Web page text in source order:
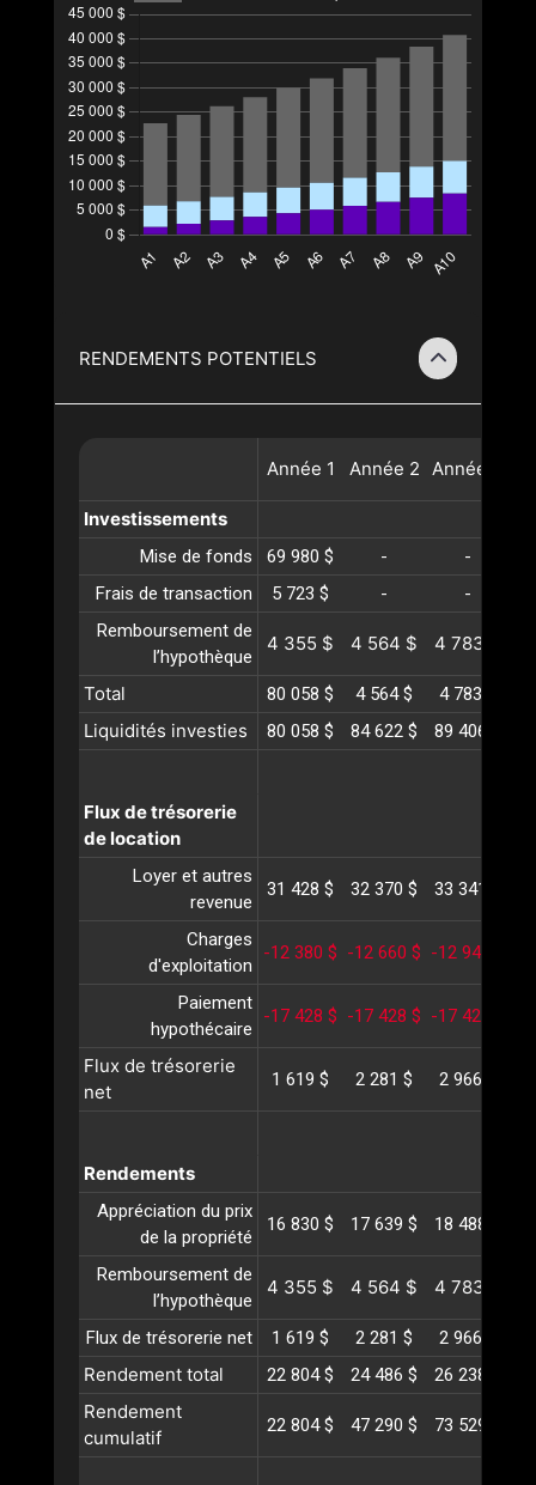
RENDEMENTS POTENTIELS
Année 1 Année 2 Année
Investissements
Mise de fonds 69 980 $ -
-
Frais de transaction
5 723 $ -
-
Remboursement de
l’hypothèque
4 355 $ 4 564 $ 4 783 $
Total 80 058 $ 4 564 $ 4 783 $
Liquidités investies 80 058 $ 84 622 $ 89 406 $
Flux de trésorerie
de location
Loyer et autres
revenue
31 428 $ 32 370 $ 33 341 $
Charges
d'exploitation
-12 380 $ -12 660 $ -12 946 $
Paiement
hypothécaire
-17 428 $ -17 428 $ -17 428 $
Flux de trésorerie
net
1 619 $ 2 281 $ 2 966 $
Rendements
Appréciation du prix
de la propriété
16 830 $ 17 639 $ 18 488 $
Remboursement de
l’hypothèque
4 355 $ 4 564 $ 4 783 $
Flux de trésorerie net 1 619 $ 2 281 $ 2 966 $
Rendement total 22 804 $ 24 486 $ 26 238 $
Rendement
cumulatif
22 804 $ 47 290 $ 73 529 $